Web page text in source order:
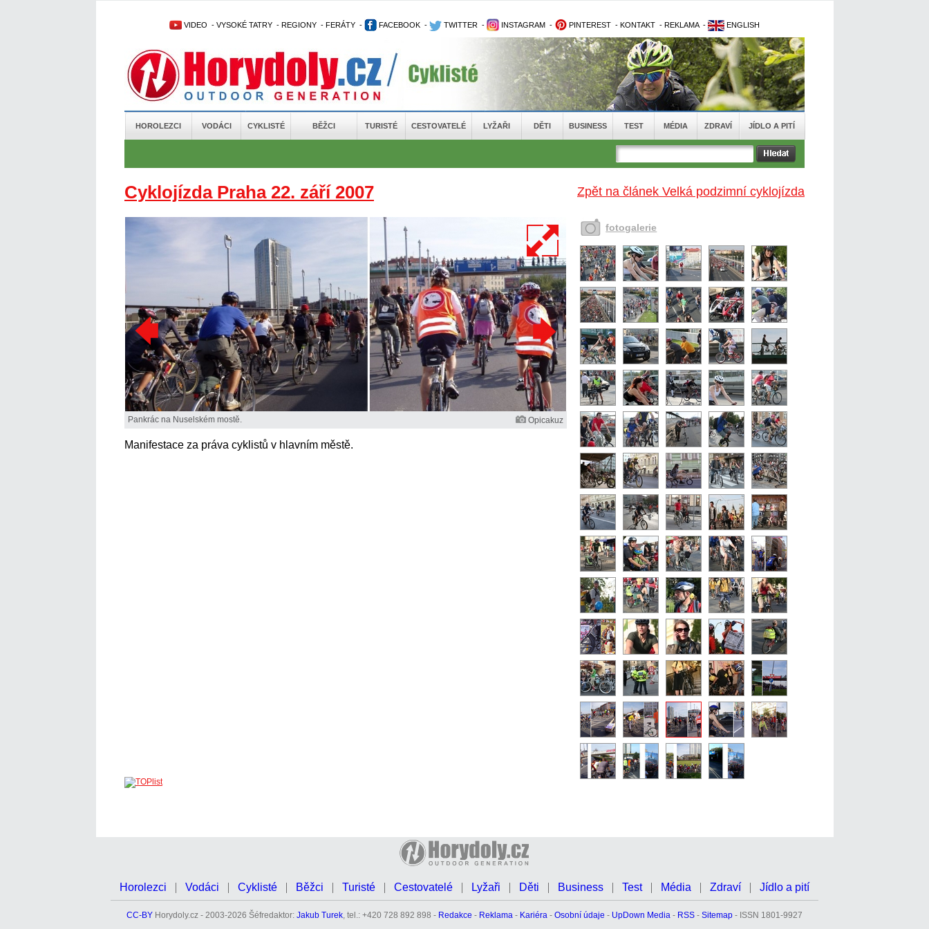
VIDEO - VYSOKÉ TATRY - REGIONY - FERÁTY - FACEBOOK - TWITTER - INSTAGRAM - PINTEREST - KONTAKT - REKLAMA - ENGLISH
HOROLEZCI VODÁCI CYKLISTÉ BĚŽCI TURISTÉ CESTOVATELÉ LYŽAŘI DĚTI BUSINESS TEST MÉDIA ZDRAVÍ JÍDLO A PITÍ
Zpět na článek Velká podzimní cyklojízda
Cyklojízda Praha 22. září 2007
Pankrác na Nuselském mostě. Opicakuz
Manifestace za práva cyklistů v hlavním městě.
fotogalerie
Horolezci Vodáci Cyklisté Běžci Turisté Cestovatelé Lyžaři Děti Business Test Média Zdraví Jídlo a pití
CC-BY Horydoly.cz - 2003-2026 Šéfredaktor: Jakub Turek, tel.: +420 728 892 898 - Redakce - Reklama - Kariéra - Osobní údaje - UpDown Media - RSS - Sitemap - ISSN 1801-9927